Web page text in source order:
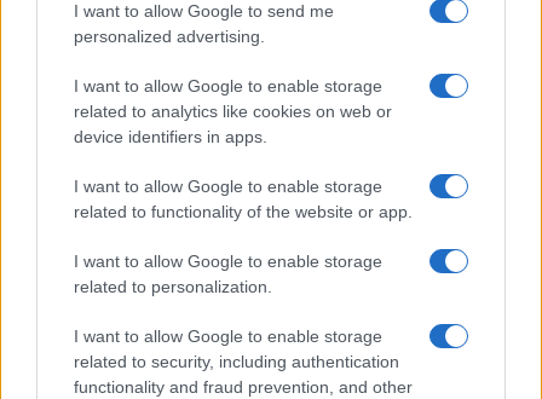
I want to allow Google to send me
personalized advertising.
I want to allow Google to enable storage
related to analytics like cookies on web or
device identifiers in apps.
I want to allow Google to enable storage
related to functionality of the website or app.
I want to allow Google to enable storage
related to personalization.
I want to allow Google to enable storage
related to security, including authentication
functionality and fraud prevention, and other
tűnjön puhának vagy árulónak a
saját bázisa szemében. Ez az,
ami elindít egy brutalitási
eszkalációs spirált.
Remekül modellezi a film, mikor Abu Maher
fia a 2. évadban radikalizálódik a generációs
különbség és a mélyebb társadalmi
elégedetlenség hatására.